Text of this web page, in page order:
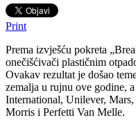
Print
Prema izvješću pokreta
onečišćivači plastičnim
Ovakav rezultat je došao
zemalja u rujnu ove godine,
International, Unilever,
Morris i Perfetti Van Melle.